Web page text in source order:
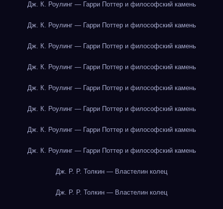
Дж. К. Роулинг — Гарри Поттер и философский камень
Дж. К. Роулинг — Гарри Поттер и философский камень
Дж. К. Роулинг — Гарри Поттер и философский камень
Дж. К. Роулинг — Гарри Поттер и философский камень
Дж. К. Роулинг — Гарри Поттер и философский камень
Дж. К. Роулинг — Гарри Поттер и философский камень
Дж. К. Роулинг — Гарри Поттер и философский камень
Дж. К. Роулинг — Гарри Поттер и философский камень
Дж. Р. Р. Толкин — Властелин колец
Дж. Р. Р. Толкин — Властелин колец